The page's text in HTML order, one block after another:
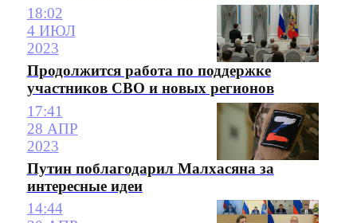
18:02
4 ИЮЛ
2023
Продолжится работа по поддержке
участников СВО и новых регионов
17:41
28 АПР
2023
Путин поблагодарил Малхасяна за
интересные идеи
14:44